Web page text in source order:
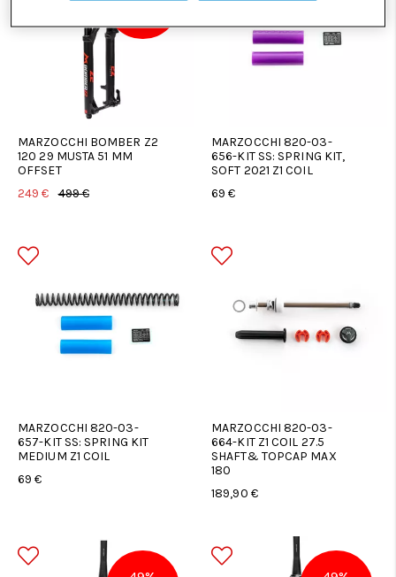
MARZOCCHI BOMBER Z2
120 29 MUSTA 51 MM
OFFSET
249 €
499 €
MARZOCCHI 820-03-
656-KIT SS: SPRING KIT,
SOFT 2021 Z1 COIL
69 €
MARZOCCHI 820-03-
657-KIT SS: SPRING KIT
MEDIUM Z1 COIL
69 €
MARZOCCHI 820-03-
664-KIT Z1 COIL 27.5
SHAFT& TOPCAP MAX
180
189,90 €